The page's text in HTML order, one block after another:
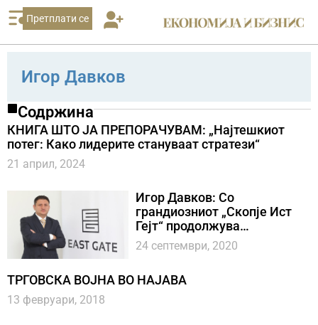
Претплати се
Игор Давков
Содржина
КНИГА ШТО ЈА ПРЕПОРАЧУВАМ: „Најтешкиот
потег: Како лидерите стануваат стратези“
21 април, 2024
Игор Давков: Со
грандиозниот „Скопје Ист
Гејт“ продолжува
регионалната инвестициска
експанзија на Групацијата
24 септември, 2020
ТРГОВСКА ВОЈНА ВО НАЈАВА
13 февруари, 2018